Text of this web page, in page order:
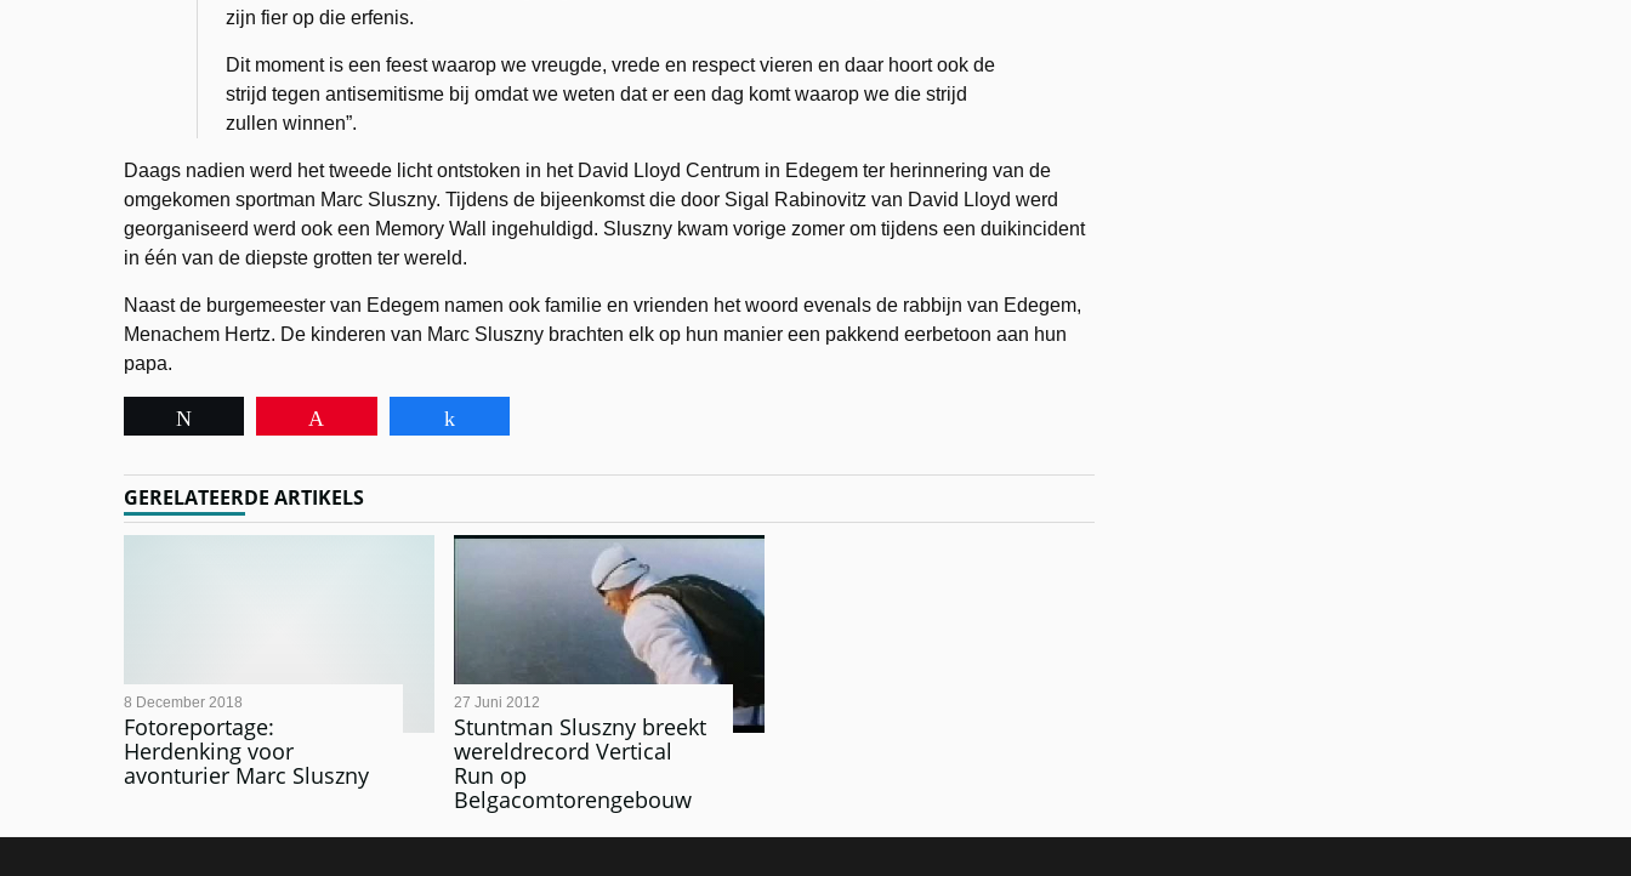
zijn fier op die erfenis.
Dit moment is een feest waarop we vreugde, vrede en respect vieren en daar hoort ook de
strijd tegen antisemitisme bij omdat we weten dat er een dag komt waarop we die strijd
zullen winnen”.
Daags nadien werd het tweede licht ontstoken in het David Lloyd Centrum in Edegem ter herinnering van de
omgekomen sportman Marc Sluszny. Tijdens de bijeenkomst die door Sigal Rabinovitz van David Lloyd werd
georganiseerd werd ook een Memory Wall ingehuldigd. Sluszny kwam vorige zomer om tijdens een duikincident
in één van de diepste grotten ter wereld.
Naast de burgemeester van Edegem namen ook familie en vrienden het woord evenals de rabbijn van Edegem,
Menachem Hertz. De kinderen van Marc Sluszny brachten elk op hun manier een pakkend eerbetoon aan hun
papa.
GERELATEERDE ARTIKELS
Fotoreportage:
Herdenking voor
avonturier Marc Sluszny
8 December 2018
​Stuntman Sluszny breekt
wereldrecord Vertical
Run op
Belgacomtorengebouw
27 Juni 2012